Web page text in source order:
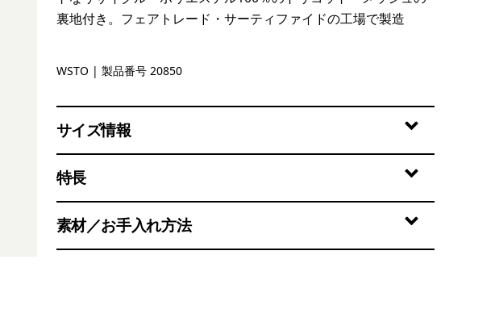
裏地付き。フェアトレード・サーティファイドの工場で製造
Weathered Stone
WSTO | 製品番号 20850
サイズ情報
特長
素材／お手入れ方法